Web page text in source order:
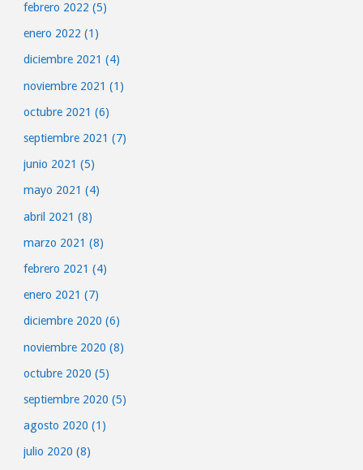
febrero 2022 (5)
enero 2022 (1)
diciembre 2021 (4)
noviembre 2021 (1)
octubre 2021 (6)
septiembre 2021 (7)
junio 2021 (5)
mayo 2021 (4)
abril 2021 (8)
marzo 2021 (8)
febrero 2021 (4)
enero 2021 (7)
diciembre 2020 (6)
noviembre 2020 (8)
octubre 2020 (5)
septiembre 2020 (5)
agosto 2020 (1)
julio 2020 (8)